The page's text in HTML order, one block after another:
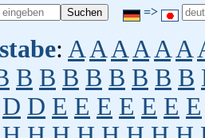
=>
: A A A A A A
B B B B B B B B
D D E E E E E E E